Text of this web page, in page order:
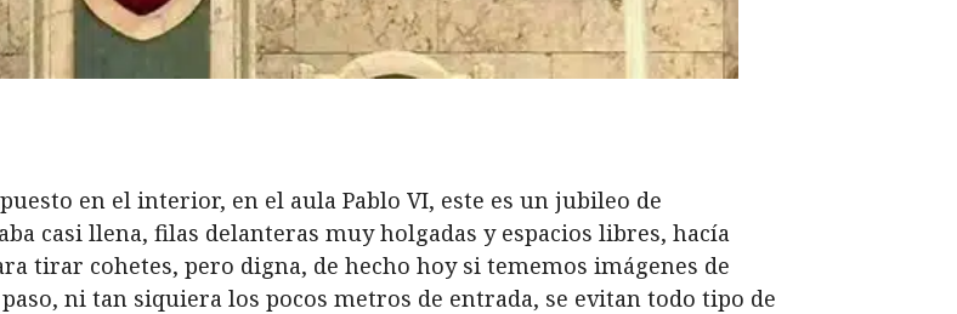
en el interior, en el aula Pablo VI, este es un jubileo de
casi llena, filas delanteras muy holgadas y espacios libres, hacía
tirar cohetes, pero digna, de hecho hoy si tememos imágenes de
ni tan siquiera los pocos metros de entrada, se evitan todo tipo de